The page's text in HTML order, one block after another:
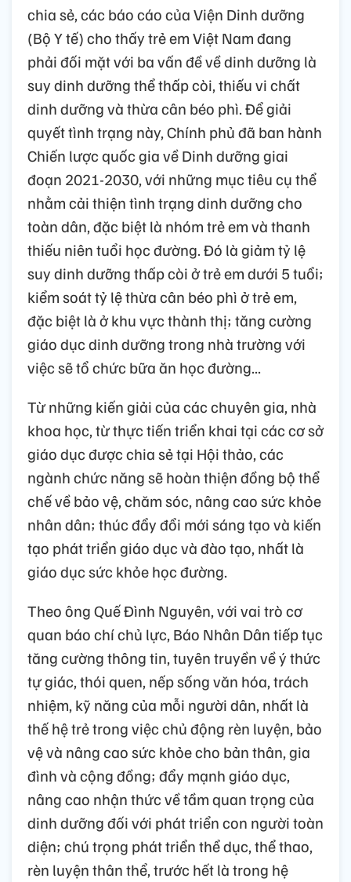
chia sẻ, các báo cáo của Viện Dinh dưỡng
(Bộ Y tế) cho thấy trẻ em Việt Nam đang
phải đối mặt với ba vấn đề về dinh dưỡng là
suy dinh dưỡng thể thấp còi, thiếu vi chất
dinh dưỡng và thừa cân béo phì. Để giải
quyết tình trạng này, Chính phủ đã ban hành
Chiến lược quốc gia về Dinh dưỡng giai
đoạn 2021-2030, với những mục tiêu cụ thể
nhằm cải thiện tình trạng dinh dưỡng cho
toàn dân, đặc biệt là nhóm trẻ em và thanh
thiếu niên tuổi học đường. Đó là giảm tỷ lệ
suy dinh dưỡng thấp còi ở trẻ em dưới 5 tuổi;
kiểm soát tỷ lệ thừa cân béo phì ở trẻ em,
đặc biệt là ở khu vực thành thị; tăng cường
giáo dục dinh dưỡng trong nhà trường với
việc sẽ tổ chức bữa ăn học đường...
Từ những kiến giải của các chuyên gia, nhà
khoa học, từ thực tiến triển khai tại các cơ sở
giáo dục được chia sẻ tại Hội thảo, các
ngành chức năng sẽ hoàn thiện đồng bộ thể
chế về bảo vệ, chăm sóc, nâng cao sức khỏe
nhân dân; thúc đẩy đổi mới sáng tạo và kiến
tạo phát triển giáo dục và đào tạo, nhất là
giáo dục sức khỏe học đường.
Theo ông Quế Đình Nguyên, với vai trò cơ
quan báo chí chủ lực, Báo Nhân Dân tiếp tục
tăng cường thông tin, tuyên truyền về ý thức
tự giác, thói quen, nếp sống văn hóa, trách
nhiệm, kỹ năng của mỗi người dân, nhất là
thế hệ trẻ trong việc chủ động rèn luyện, bảo
vệ và nâng cao sức khỏe cho bản thân, gia
đình và cộng đồng; đẩy mạnh giáo dục,
nâng cao nhận thức về tầm quan trọng của
dinh dưỡng đối với phát triển con người toàn
diện; chú trọng phát triển thể dục, thể thao,
rèn luyện thân thể, trước hết là trong hệ